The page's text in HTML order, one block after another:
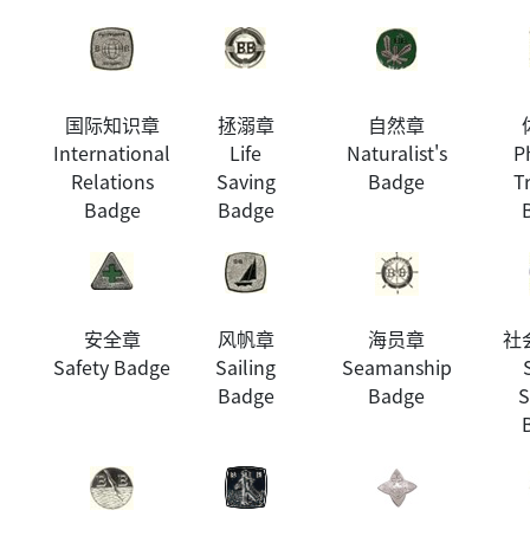
国际知识章
International
Relations
Badge
拯溺章
Life
Saving
Badge
自然章
Naturalist's
Badge
安全章
Safety Badge
风帆章
Sailing
Badge
海员章
Seamanship
Badge
社